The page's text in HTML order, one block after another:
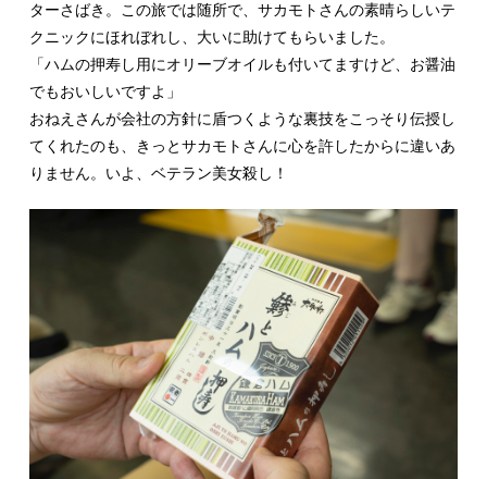
ターさばき。この旅では随所で、サカモトさんの素晴らしいテ
クニックにほれぼれし、大いに助けてもらいました。
「ハムの押寿し用にオリーブオイルも付いてますけど、お醤油
でもおいしいですよ」
おねえさんが会社の方針に盾つくような裏技をこっそり伝授し
てくれたのも、きっとサカモトさんに心を許したからに違いあ
りません。いよ、ベテラン美女殺し！